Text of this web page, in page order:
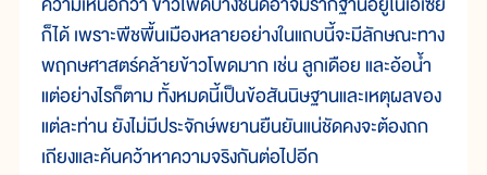
ก็ได้ เพราะพืชพื้นเมืองหลายอย่างในแถบนี้จะมีลักษณะทาง
พฤกษศาสตร์คล้ายข้าวโพดมาก เช่น ลูกเดือย และอ้อน้ำ
แต่อย่างไรก็ตาม ทั้งหมดนี้เป็นข้อสันนิษฐานและเหตุผลของ
แต่ละท่าน ยังไม่มีประจักษ์พยานยืนยันแน่ชัดคงจะต้องถก
เถียงและค้นคว้าหาความจริงกันต่อไปอีก